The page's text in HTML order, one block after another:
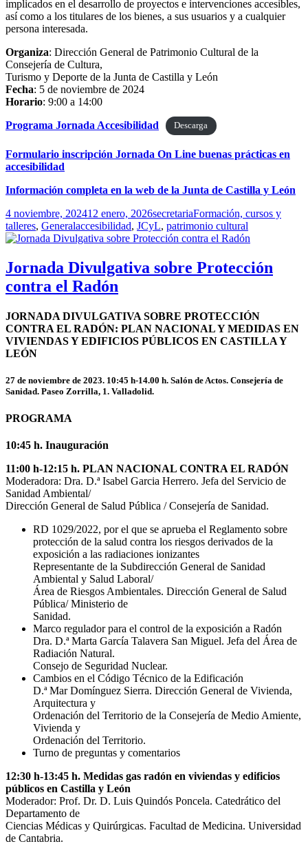
implicados en el desarrollo de proyectos e intervenciones accesibles,
así como a los titulares de los bienes, a sus usuarios y a cualquier
persona interesada.
Organiza: Dirección General de Patrimonio Cultural de la
Consejería de Cultura,
Turismo y Deporte de la Junta de Castilla y León
Fecha: 5 de noviembre de 2024
Horario: 9:00 a 14:00
Programa Jornada Accesibilidad
Descarga
Formulario inscripción Jornada On Line buenas prácticas en
accesibilidad
Información completa en la web de la Junta de Castilla y León
Publicado
el
4 noviembre, 202412 enero, 2026Autor
secretariaCategorías
Formación, cursos y
talleres, GeneralEtiquetas
accesibilidad, JCyL, patrimonio cultural
Jornada Divulgativa sobre Protección
contra el Radón
JORNADA DIVULGATIVA SOBRE PROTECCIÓN
CONTRA EL RADÓN: PLAN NACIONAL Y MEDIDAS EN
VIVIENDAS Y EDIFICIOS PÚBLICOS EN CASTILLA Y
LEÓN
27 de noviembre de 2023. 10:45 h-14.00 h. Salón de Actos. Consejería de
Sanidad. Paseo Zorrilla, 1. Valladolid.
PROGRAMA
10:45 h. Inauguración
11:00 h-12:15 h. PLAN NACIONAL CONTRA EL RADÓN
Moderadora: Dra. D.ª Isabel Garcia Herrero. Jefa del Servicio de
Sanidad Ambiental/
Dirección General de Salud Pública / Consejería de Sanidad.
RD 1029/2022, por el que se aprueba el Reglamento sobre
protección de la salud contra los riesgos derivados de la
exposición a las radiaciones ionizantes
Representante de la Subdirección General de Sanidad
Ambiental y Salud Laboral/
Área de Riesgos Ambientales. Dirección General de Salud
Pública/ Ministerio de
Sanidad.
Marco regulador para el control de la exposición a Radón
Dra. D.ª Marta García Talavera San Miguel. Jefa del Área de
Radiación Natural.
Consejo de Seguridad Nuclear.
Cambios en el Código Técnico de la Edificación
D.ª Mar Domínguez Sierra. Dirección General de Vivienda,
Arquitectura y
Ordenación del Territorio de la Consejería de Medio Amiente,
Vivienda y
Ordenación del Territorio.
Turno de preguntas y comentarios
12:30 h-13:45 h. Medidas gas radón en viviendas y edificios
públicos en Castilla y León
Moderador: Prof. Dr. D. Luis Quindós Poncela. Catedrático del
Departamento de
Ciencias Médicas y Quirúrgicas. Facultad de Medicina. Universidad
de Cantabria.